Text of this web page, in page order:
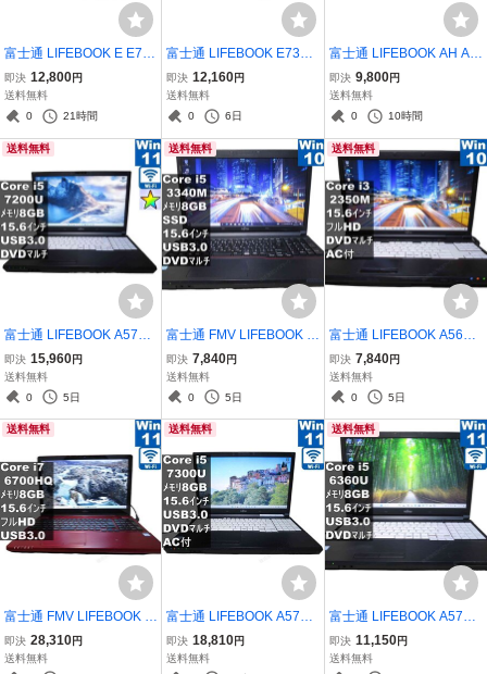
富士通 LIFEBOOK E E75
4/K【Core i5 4310M】
【Windows11 Pro】 ／充
電可／Wi-Fi／長期保証 [9
即決 12,800円
送料無料
0
21時間
富士通 LIFEBOOK E734/K
【Core i3 4100M】 【W
indows10 Pro】MS 365 O
ffice Web／USB3.0／保証
即決 12,160円
送料無料
0
6日
富士通 LIFEBOOK AH AH
530/3A【Core i3 350M】
【Windows10 Home】
MS 365 Office Web／充電
保証 [96790]
即決 9,800円
送料無料
0
10時間
送料無料
富士通 LIFEBOOK A577/P
【Core i5 7200U】 【W
indows11 Pro】MS 365 O
ffice Web／Wi-Fi／USB3.
期保証 [96712]
即決 15,960円
送料無料
0
5日
送料無料
富士通 FMV LIFEBOOK A
573/G【SSD搭載】 Cor
e i5 3340M 【Windows
10 Pro】MS 365 Office W
DMI／長期保証 [95692]
即決 7,840円
送料無料
0
5日
送料無料
富士通 LIFEBOOK A561/
D【Core i3 2350M】
【Windows10 Home】M
S 365 Office Web／長期
即決 7,840円
送料無料
0
5日
送料無料
富士通 FMV LIFEBOOK A
H77/W【大容量HDD搭
載】 Core i7 6700HQ
即決 28,310円
送料無料
送料無料
富士通 LIFEBOOK A577/
RX【Core i5 7300U】
【Windows11 Pro】 ／充
即決 18,810円
送料無料
送料無料
富士通 LIFEBOOK A576/T
X【Core i5 6360U】
【Windows11 Home】 ／
即決 11,150円
送料無料